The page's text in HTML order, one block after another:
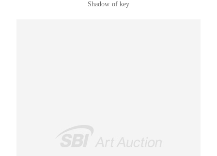
Shadow of key